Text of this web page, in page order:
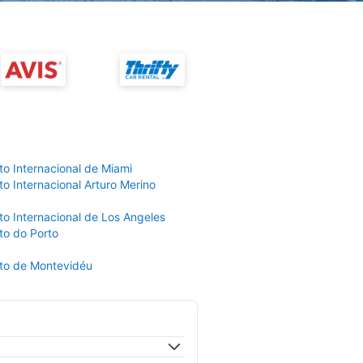
Internacional de Miami
Internacional Arturo Merino
Internacional de Los Angeles
do Porto
de Montevidéu